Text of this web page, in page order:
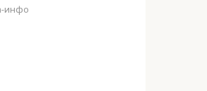
инфо